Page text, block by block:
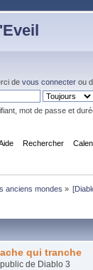
devous connecter ou
mot de passe et
Rechercher
anciens mondes »
qui tranche
de Diablo 3